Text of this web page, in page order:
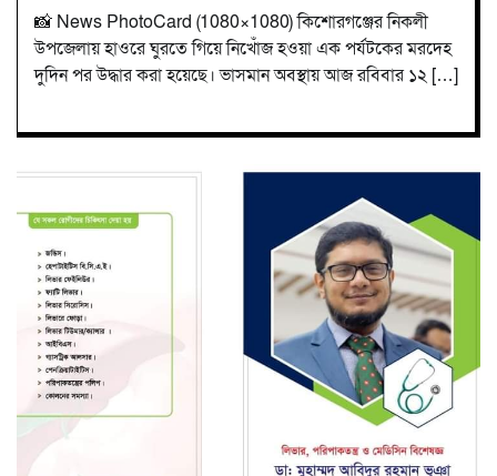
📸 News PhotoCard (1080×1080) কিশোরগঞ্জের নিকলী
উপজেলায় হাওরে ঘুরতে গিয়ে নিখোঁজ হওয়া এক পর্যটকের মরদেহ
দুদিন পর উদ্ধার করা হয়েছে। ভাসমান অবস্থায় আজ রবিবার ১২ […]